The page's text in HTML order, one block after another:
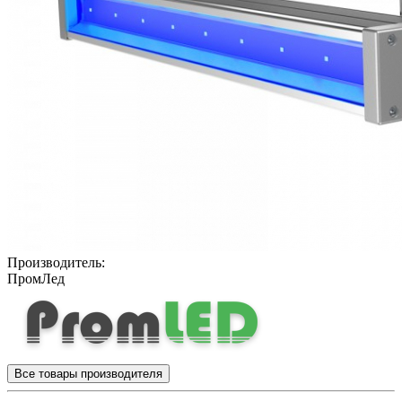
Производитель:
ПромЛед
Все товары производителя